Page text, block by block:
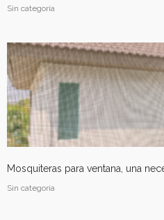
Sin categoría
Mosquiteras para ventana, una
Sin categoría